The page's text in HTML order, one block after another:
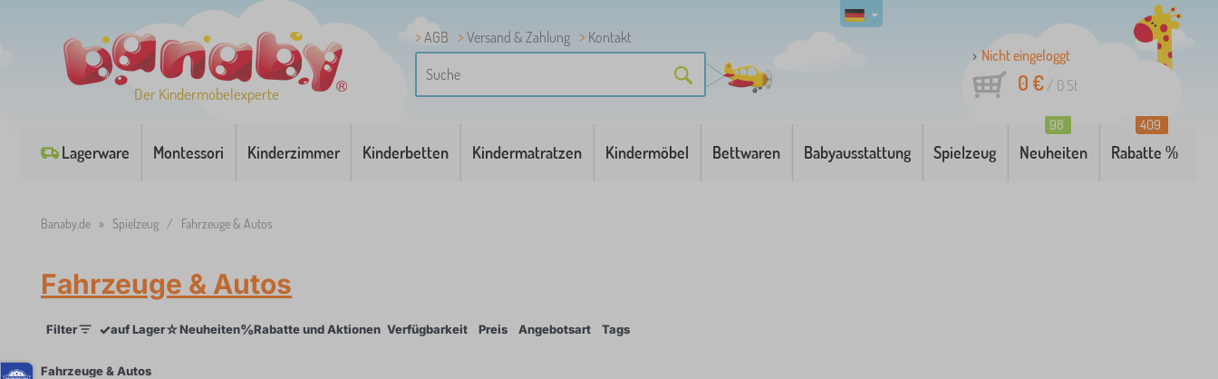
Der Kindermöbelexperte
AGB Versand & Zahlung
Kontakt
Nicht eingeloggt
0 €/ 0 St
Lagerware Montessori Kinderzimmer Kinderbetten Kindermatratzen Kindermöbel Bettwaren Babyausstattung Spielzeug Neuheiten
98
Rabatte %
409
Banaby.de » Spielzeug / Fahrzeuge & Autos
Fahrzeuge & Autos
Filter ✓auf Lager☆Neuheiten%Rabatte und Aktionen Verfügbarkeit Preis Angebotsart Tags
Fahrzeuge & Autos